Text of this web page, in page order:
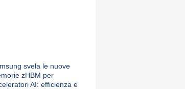
svela le nuove
zHBM per
AI: efficienza e